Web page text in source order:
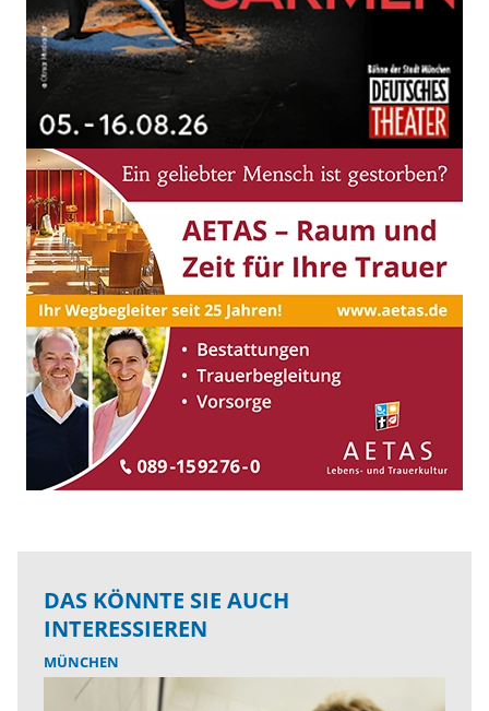
DAS KÖNNTE SIE AUCH
INTERESSIEREN
MÜNCHEN